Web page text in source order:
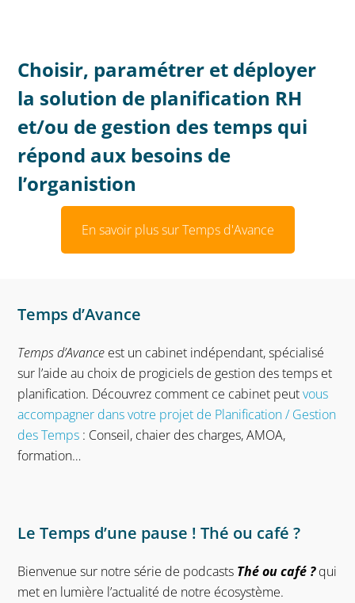
Choisir, paramétrer et déployer
la solution de planification RH
et/ou de gestion des temps qui
répond aux besoins de
l’organistion
En savoir plus sur Temps d'Avance
Temps d’Avance
Temps d’Avance est un cabinet indépendant, spécialisé
sur l’aide au choix de progiciels de gestion des temps et
planification. Découvrez comment ce cabinet peutvous
accompagner dans votre projet de Planification / Gestion
des Temps : Conseil, chaier des charges, AMOA,
formation…
Le Temps d’une pause ! Thé ou café ?
Bienvenue sur notre série de podcasts Thé ou café ?qui
met en lumière l’actualité de notre écosystème.